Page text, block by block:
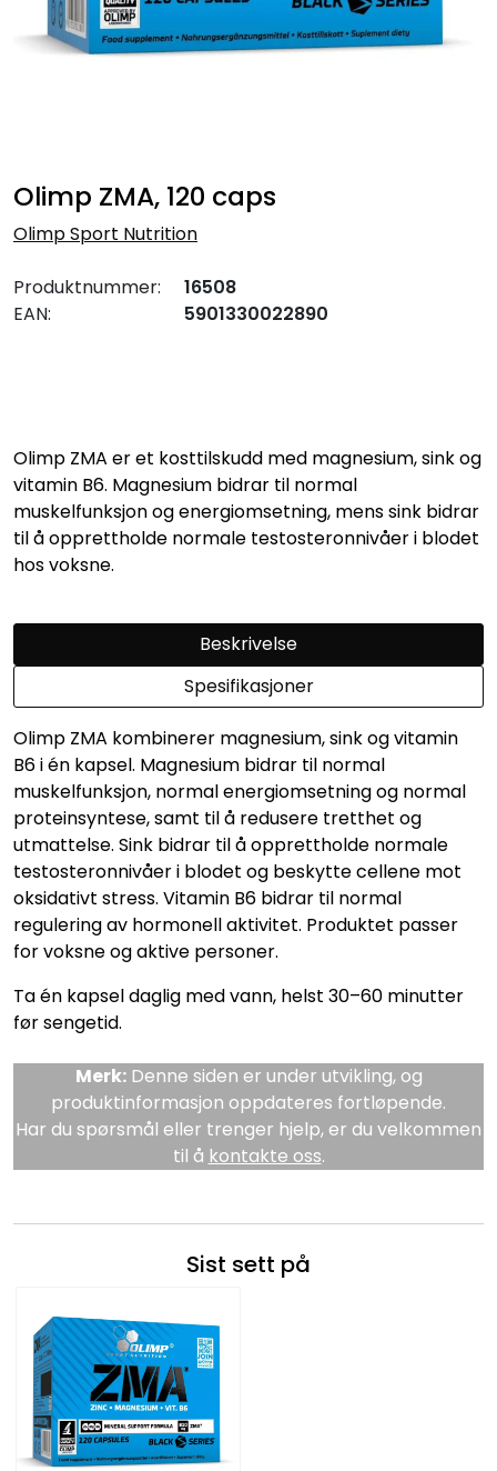
Olimp ZMA, 120 caps
Olimp Sport Nutrition
Produktnummer:
16508
EAN:
5901330022890
Olimp ZMA er et kosttilskudd med magnesium, sink og
vitamin B6. Magnesium bidrar til normal
muskelfunksjon og energiomsetning, mens sink bidrar
til å opprettholde normale testosteronnivåer i blodet
hos voksne.
Beskrivelse
Spesifikasjoner
Olimp ZMA kombinerer magnesium, sink og vitamin
B6 i én kapsel. Magnesium bidrar til normal
muskelfunksjon, normal energiomsetning og normal
proteinsyntese, samt til å redusere tretthet og
utmattelse. Sink bidrar til å opprettholde normale
testosteronnivåer i blodet og beskytte cellene mot
oksidativt stress. Vitamin B6 bidrar til normal
regulering av hormonell aktivitet. Produktet passer
for voksne og aktive personer.
Ta én kapsel daglig med vann, helst 30–60 minutter
før sengetid.
Merk:Denne siden er under utvikling, og
produktinformasjon oppdateres fortløpende.
Har du spørsmål eller trenger hjelp, er du velkommen
til å kontakte oss.
Sist sett på